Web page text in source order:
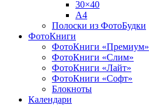
30×40
A4
Полоски из ФотоБудки
ФотоКниги
ФотоКниги «Премиум»
ФотоКниги «Слим»
ФотоКниги «Лайт»
ФотоКниги «Софт»
Блокноты
Календари